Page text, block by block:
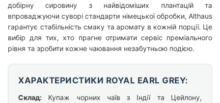
добірну сировину з найвідоміших плантацій та
впроваджуючи суворі стандарти німецької обробки, Althaus
гарантує стабільність смаку та аромату в кожній порції. Це
вибір для тих, хто прагне отримати сервіс преміального
рівня та зробити кожне чаювання незабутньою подією.
ХАРАКТЕРИСТИКИ ROYAL EARL GREY:
Склад: Купаж чорних чаїв з Індії та Цейлону,